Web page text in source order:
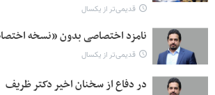
قدیمی‌تر از یکسال
نامزد اختصاصی بدون «نسخه
قدیمی‌تر از یکسال
در دفاع از سخنان اخیر دکتر ظریف